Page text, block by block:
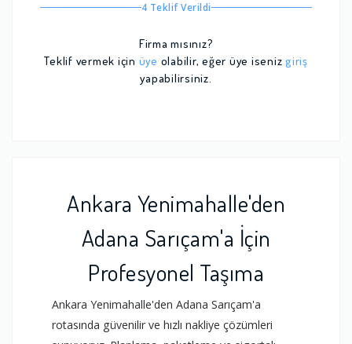
4 Teklif Verildi
Firma mısınız?
Teklif vermek için üye olabilir, eğer üye iseniz giriş
yapabilirsiniz.
Ankara Yenimahalle'den
Adana Sarıçam'a İçin
Profesyonel Taşıma
Ankara Yenimahalle'den Adana Sarıçam'a
rotasında güvenilir ve hızlı nakliye çözümleri